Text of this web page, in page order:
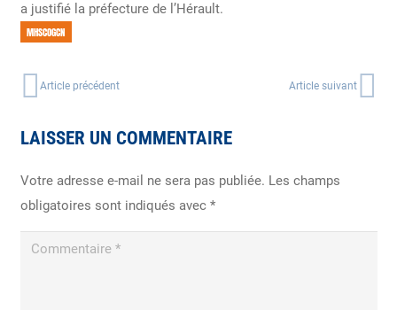
a justifié la préfecture de l’Hérault.
MHSCOGCN
Article précédent Article suivant
LAISSER UN COMMENTAIRE
Votre adresse e-mail ne sera pas publiée. Les champs
obligatoires sont indiqués avec *